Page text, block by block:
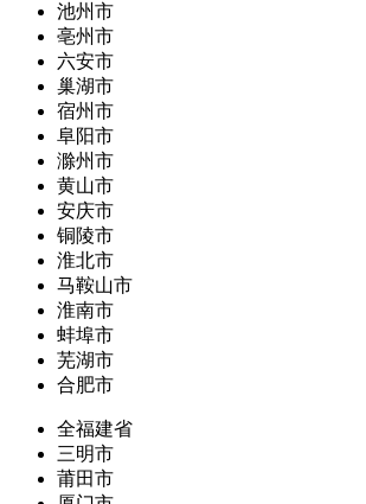
池州市
亳州市
六安市
巢湖市
宿州市
阜阳市
滁州市
黄山市
安庆市
铜陵市
淮北市
马鞍山市
淮南市
蚌埠市
芜湖市
合肥市
全福建省
三明市
莆田市